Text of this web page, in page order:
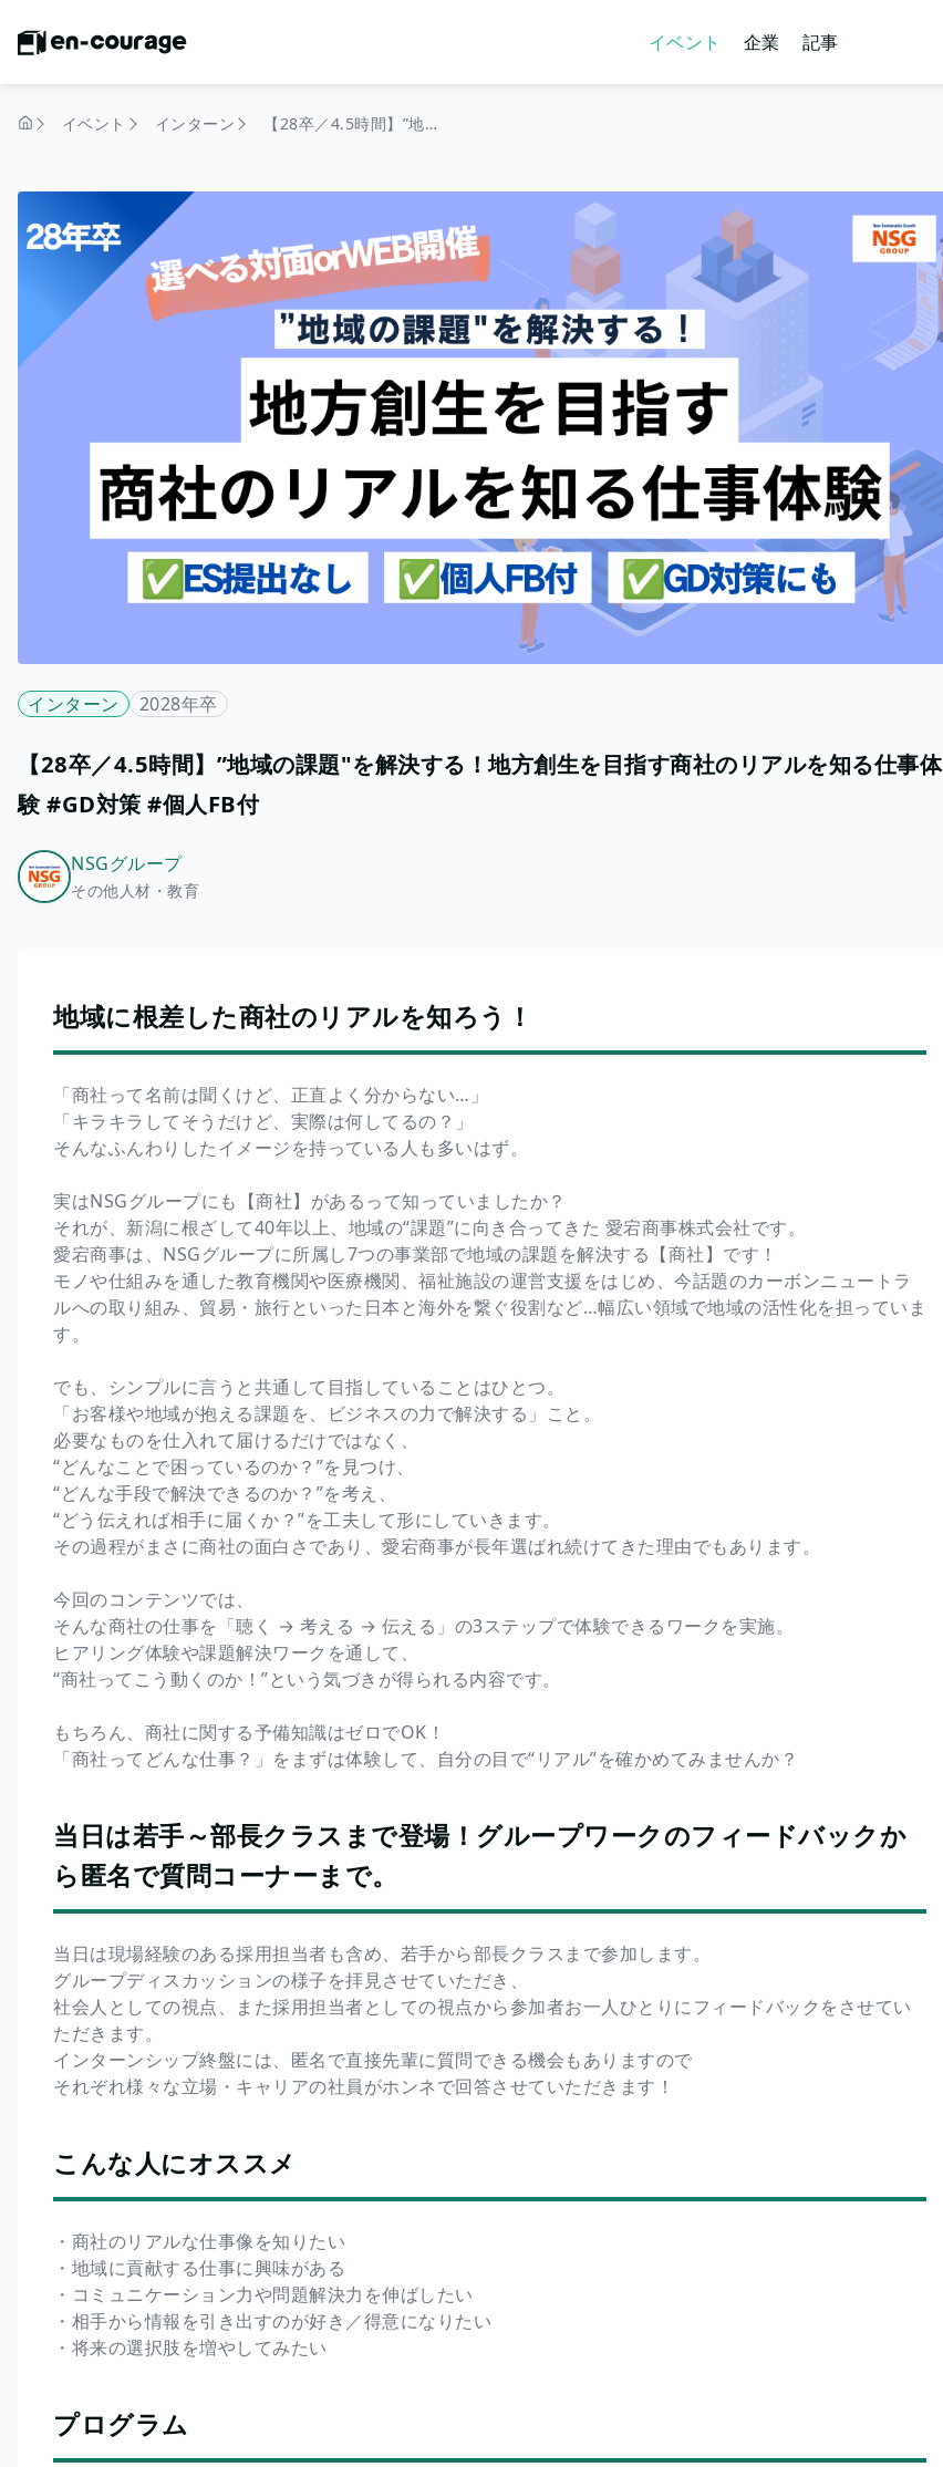
イベント 企業 記事
イベント インターン 【28卒／4.5時間】”地域の課題"を解決する！地方創生を目指す商社のリアルを知る仕事体験 #GD対策 #個人FB付
インターン 2028年卒
【28卒／4.5時間】”地域の課題"を解決する！地方創生を目指す商社のリアルを知る仕事体
験 #GD対策 #個人FB付
NSGグループ
その他人材・教育
地域に根差した商社のリアルを知ろう！
「商社って名前は聞くけど、正直よく分からない…」
「キラキラしてそうだけど、実際は何してるの？」
そんなふんわりしたイメージを持っている人も多いはず。
実はNSGグループにも【商社】があるって知っていましたか？
それが、新潟に根ざして40年以上、地域の“課題”に向き合ってきた 愛宕商事株式会社です。
愛宕商事は、NSGグループに所属し7つの事業部で地域の課題を解決する【商社】です！
モノや仕組みを通した教育機関や医療機関、福祉施設の運営支援をはじめ、今話題のカーボンニュートラ
ルへの取り組み、貿易・旅行といった日本と海外を繋ぐ役割など…幅広い領域で地域の活性化を担っていま
す。
でも、シンプルに言うと共通して目指していることはひとつ。
「お客様や地域が抱える課題を、ビジネスの力で解決する」こと。
必要なものを仕入れて届けるだけではなく、
“どんなことで困っているのか？”を見つけ、
“どんな手段で解決できるのか？”を考え、
“どう伝えれば相手に届くか？”を工夫して形にしていきます。
その過程がまさに商社の面白さであり、愛宕商事が長年選ばれ続けてきた理由でもあります。
今回のコンテンツでは、
そんな商社の仕事を「聴く → 考える → 伝える」の3ステップで体験できるワークを実施。
ヒアリング体験や課題解決ワークを通して、
“商社ってこう動くのか！”という気づきが得られる内容です。
もちろん、商社に関する予備知識はゼロでOK！
「商社ってどんな仕事？」をまずは体験して、自分の目で“リアル”を確かめてみませんか？
当日は若手～部長クラスまで登場！グループワークのフィードバックか
ら匿名で質問コーナーまで。
当日は現場経験のある採用担当者も含め、若手から部長クラスまで参加します。
グループディスカッションの様子を拝見させていただき、
社会人としての視点、また採用担当者としての視点から参加者お一人ひとりにフィードバックをさせてい
ただきます。
インターンシップ終盤には、匿名で直接先輩に質問できる機会もありますので
それぞれ様々な立場・キャリアの社員がホンネで回答させていただきます！
こんな人にオススメ
・商社のリアルな仕事像を知りたい
・地域に貢献する仕事に興味がある
・コミュニケーション力や問題解決力を伸ばしたい
・相手から情報を引き出すのが好き／得意になりたい
・将来の選択肢を増やしてみたい
プログラム